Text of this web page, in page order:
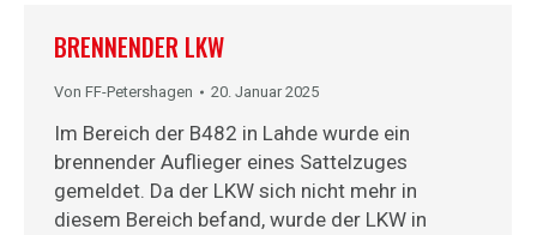
BRENNENDER LKW
Von FF-Petershagen 20. Januar 2025
Im Bereich der B482 in Lahde wurde ein
brennender Auflieger eines Sattelzuges
gemeldet. Da der LKW sich nicht mehr in
diesem Bereich befand, wurde der LKW in